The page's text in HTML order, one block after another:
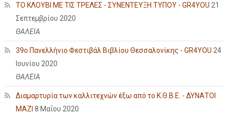
ΤΟ ΚΛΟΥΒΙ ΜΕ ΤΙΣ ΤΡΕΛΕΣ - ΣΥΝΕΝΤΕΥΞΗ ΤΥΠΟΥ - GR4YOU 21
Σεπτεμβρίου 2020
ΘΑΛΕΙΑ
39ο Πανελλήνιο Φεστιβάλ Βιβλίου Θεσσαλονίκης - GR4YOU 24
Ιουνίου 2020
ΘΑΛΕΙΑ
Διαμαρτυρία των καλλιτεχνών έξω από το Κ.Θ.Β.Ε. - ΔΥΝΑΤΟΙ
ΜΑΖΙ 8 Μαΐου 2020